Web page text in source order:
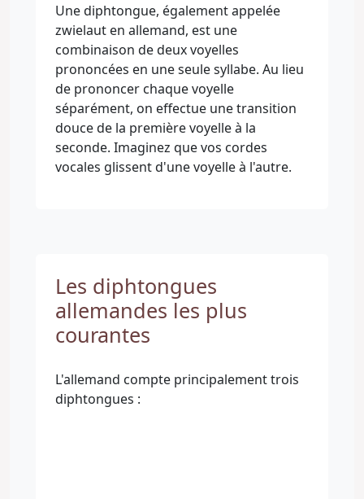
Une diphtongue, également appelée
zwielaut en allemand, est une
combinaison de deux voyelles
prononcées en une seule syllabe. Au lieu
de prononcer chaque voyelle
séparément, on effectue une transition
douce de la première voyelle à la
seconde. Imaginez que vos cordes
vocales glissent d'une voyelle à l'autre.
Les diphtongues
allemandes les plus
courantes
L'allemand compte principalement trois
diphtongues :